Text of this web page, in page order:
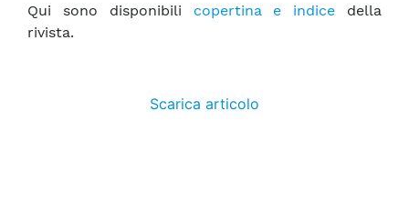
Qui sono disponibili copertina e indice della
rivista.
Scarica articolo